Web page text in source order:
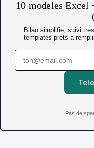
10 modeles Excel
Bilan simplifie, suivi
templates prets a
Pas de